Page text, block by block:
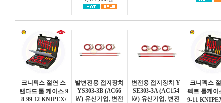
크니펙스 절연 스
탠다드 툴 케이스 9
8-99-12 KNIPEX/
발변전용 접지장치
YS303-3B (AC66
㎸) 유신기업, 변전
변전용 접지장치 Y
SE303-3A (AC154
㎸) 유신기업, 변전
크니펙스
펙트 툴케이
9-11